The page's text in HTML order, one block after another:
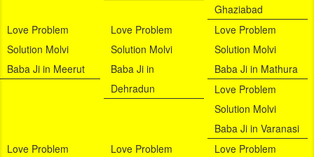
Ghaziabad
Love Problem
Solution Molvi
Baba Ji in Meerut
Love Problem
Solution Molvi
Baba Ji in
Dehradun
Love Problem
Solution Molvi
Baba Ji in Mathura
Love Problem
Solution Molvi
Baba Ji in Varanasi
Love Problem
Love Problem
Love Problem